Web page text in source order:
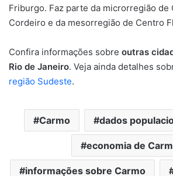
Friburgo. Faz parte da microrregião de
Cordeiro e da mesorregião de Centro
Confira informações sobre outras
Rio de Janeiro. Veja ainda detalhes
região Sudeste.
Carmo dados
economia de
informações sobre Carmo